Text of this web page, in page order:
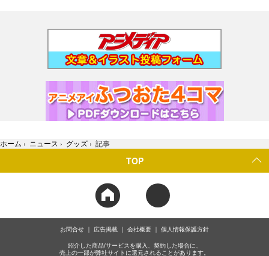
ホーム › ニュース › グッズ › 記事
TOP
お問合せ 広告掲載 会社概要 個人情報保護方針
紹介した商品/サービスを購入、契約した場合に、
売上の一部が弊社サイトに還元されることがあります。